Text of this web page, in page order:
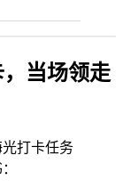
当场领走
打卡任务